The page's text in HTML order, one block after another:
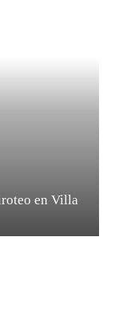
en Villa